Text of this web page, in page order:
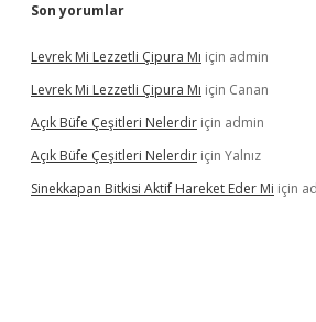
Son yorumlar
Levrek Mi Lezzetli Çipura Mı için admin
Levrek Mi Lezzetli Çipura Mı için Canan
Açık Büfe Çeşitleri Nelerdir için admin
Açık Büfe Çeşitleri Nelerdir için Yalnız
Sinekkapan Bitkisi Aktif Hareket Eder Mi için